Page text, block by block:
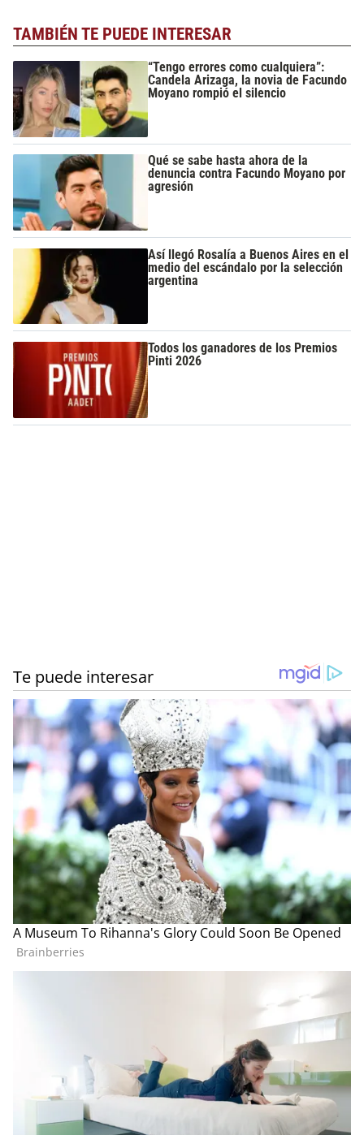
TAMBIÉN TE PUEDE INTERESAR
“Tengo errores como cualquiera”:
Candela Arizaga, la novia de Facundo
Moyano rompió el silencio
Qué se sabe hasta ahora de la
denuncia contra Facundo Moyano por
agresión
Así llegó Rosalía a Buenos Aires en el
medio del escándalo por la selección
argentina
Todos los ganadores de los Premios
Pinti 2026